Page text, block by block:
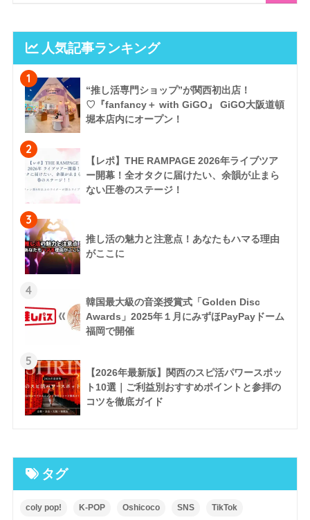
人気記事ランキング
1
“推し活専門ショップ”が関西初出店！
♡『fanfancy＋ with GiGO』 GiGO大阪道頓
堀本店内にオープン！
2
【レポ】THE RAMPAGE 2026年ライブツア
ー開幕！全オタクに届けたい、余韻が止まら
ない圧巻のステージ！
3
推し活の魅力と注意点！あなたもハマる理由
がここに
4
韓国最大級の音楽授賞式「Golden Disc
Awards」2025年１月にみずほPayPayドーム
福岡で開催
5
【2026年最新版】関西のスピ活パワースポッ
ト10選｜ご利益別おすすめポイントと参拝の
コツを徹底ガイド
タグ
coly pop! K-POP Oshicoco SNS TikTok